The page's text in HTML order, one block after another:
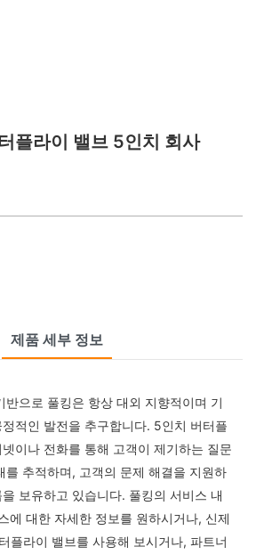
플라이 밸브 5인치 회사
제품 세부 정보
반으로 풀킹은 항상 대외 지향적이며 기
적인 발전을 추구합니다. 5인치 버터플
이나 전화를 통해 고객이 제기하는 질문
를 추적하며, 고객의 문제 해결을 지원하
보유하고 있습니다. 풀킹의 서비스 내
에 대한 자세한 정보를 원하시거나, 신제
플라이 밸브를 사용해 보시거나, 파트너